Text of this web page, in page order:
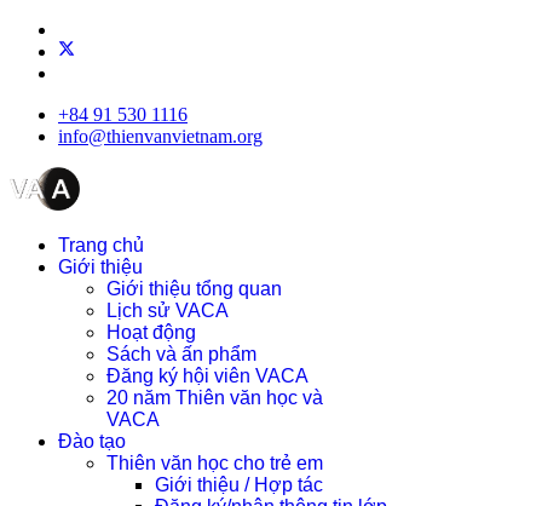
+84 91 530 1116
info@thienvanvietnam.org
Trang chủ
Giới thiệu
Giới thiệu tổng quan
Lịch sử VACA
Hoạt động
Sách và ấn phẩm
Đăng ký hội viên VACA
20 năm Thiên văn học và
VACA
Đào tạo
Thiên văn học cho trẻ em
Giới thiệu / Hợp tác